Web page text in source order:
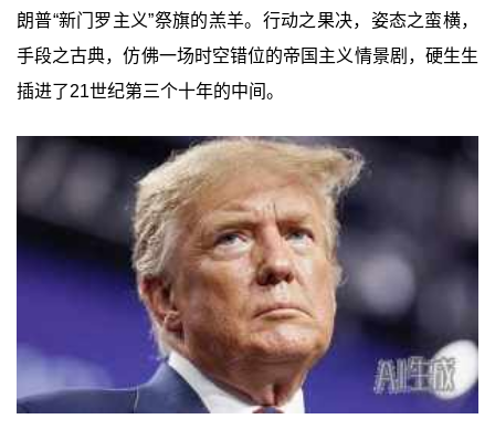
朗普“新门罗主义”祭旗的羔羊。行动之果决，姿态之蛮横，
手段之古典，仿佛一场时空错位的帝国主义情景剧，硬生生
插进了21世纪第三个十年的中间。